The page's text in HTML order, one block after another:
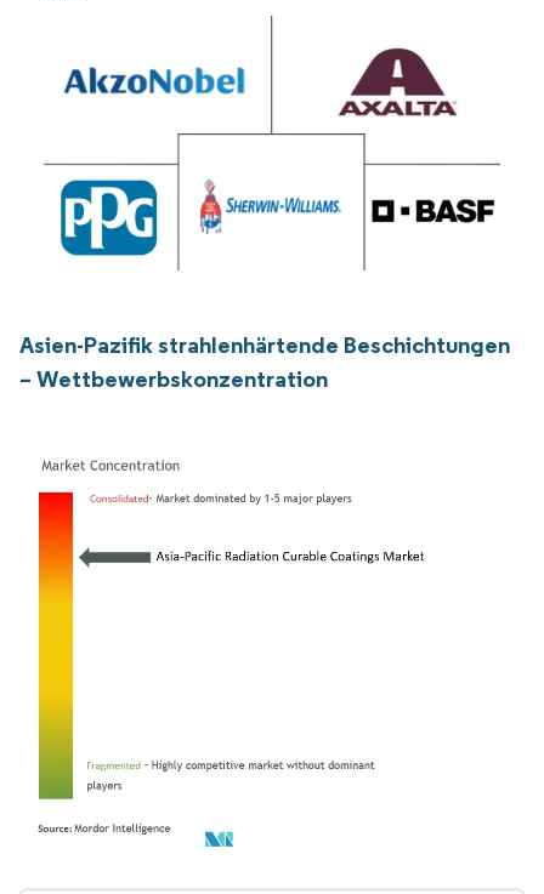
Asien-Pazifik strahlenhärtende Beschichtungen
– Wettbewerbskonzentration